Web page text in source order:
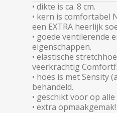
• dikte is ca. 8 cm.
• kern is comfortabel
een EXTRA heerlijk
• goede ventilerende
eigenschappen.
• elastische
veerkrachtig
• hoes is met Sensity
behandeld.
• geschikt voor op
• extra opmaakgemak!